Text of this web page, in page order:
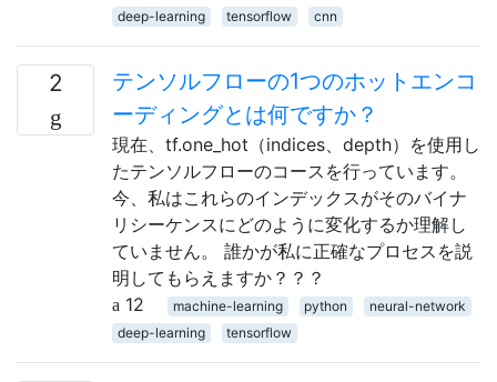
deep-learning
tensorflow cnn
2
テンソルフローの1つのホットエンコ
ーディングとは何ですか？
現在、tf.one_hot（indices、depth）を使用し
たテンソルフローのコースを行っています。
今、私はこれらのインデックスがそのバイナ
リシーケンスにどのように変化するか理解し
ていません。 誰かが私に正確なプロセスを説
明してもらえますか？？？
12
machine-learning python
neural-network
deep-learning
tensorflow